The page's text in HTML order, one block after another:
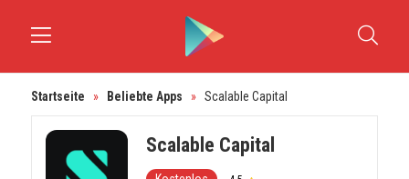
Startseite » Beliebte Apps » Scalable Capital
Scalable Capital